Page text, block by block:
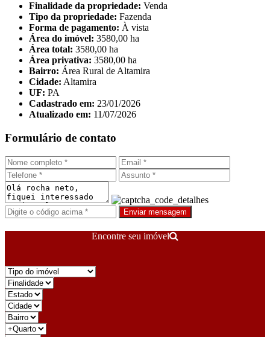
Finalidade da propriedade: Venda
Tipo da propriedade: Fazenda
Forma de pagamento: À vista
Área do imóvel: 3580,00 ha
Área total: 3580,00 ha
Área privativa: 3580,00 ha
Bairro: Área Rural de Altamira
Cidade: Altamira
UF: PA
Cadastrado em: 23/01/2026
Atualizado em: 11/07/2026
Formulário de contato
Enviar mensagem
Encontre seu imóvel